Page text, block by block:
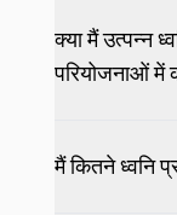
क्या मैं उत्पन्न
परियोजनाओं में
मैं कितने ध्वनि